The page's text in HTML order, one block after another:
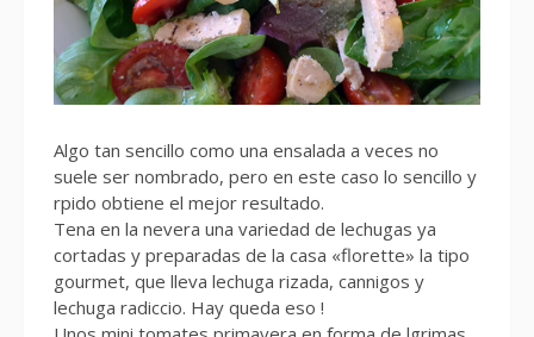
Algo tan sencillo como una ensalada a veces no
suele ser nombrado, pero en este caso lo sencillo y
rpido obtiene el mejor resultado.
Tena en la nevera una variedad de lechugas ya
cortadas y preparadas de la casa «florette» la tipo
gourmet, que lleva lechuga rizada, cannigos y
lechuga radiccio. Hay queda eso !